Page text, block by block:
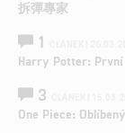
拆彈專家
1
Harry Potter:
3
One Piece: